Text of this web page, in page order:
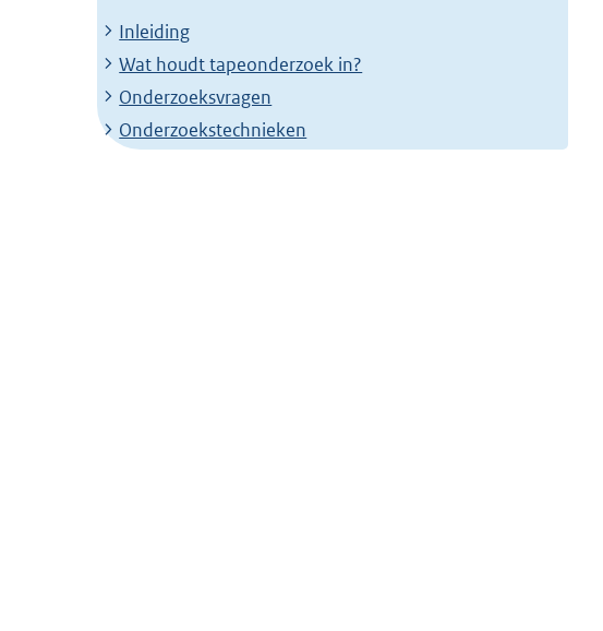
Inleiding
Wat houdt tapeonderzoek in?
Onderzoeksvragen
Onderzoekstechnieken